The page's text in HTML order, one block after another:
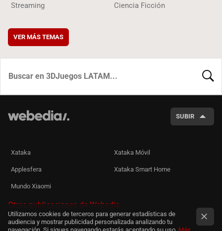
Streaming Ciencia Ficción
VER MÁS TEMAS
SUBIR
Xataka Xataka Móvil
Applesfera Xataka Smart Home
Mundo Xiaomi
Otras publicaciones de Webedia
Utilizamos cookies de terceros para generar estadísticas de
audiencia y mostrar publicidad personalizada analizando tu